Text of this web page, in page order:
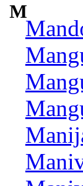
M